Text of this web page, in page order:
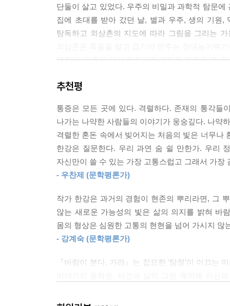
단둘이 살고 있었다. 우주의 비밀과 과학적 탐문
집에 초대를 받아 갔던 날, 별과 우주, 생의 기원
탐독하고 외삼촌의 지도에 따라 그림을 그리는
택한다. 인주가 다시 정희에게 연락을 해왔을 때,
이후 서인주는 정선규라는 남자를 만나 아들
삶을 이어간다. 한동안 인주와 민서, 그리고 정희
것은 겨울의 새벽길, 폭설에 묻힌 미시령 고개의
외삼촌의 죽음과 친구의 잠적 앞에서 망연자실
고통을 겪게 된다. 그 후 어두운 열기를 잠재운
뜨거운 불이 점화되는 상황이 닥친다. 일 년 전
미술평론가 강석원은 인주의 죽음을 자살로 단
낱낱이 밝히는 중이다. 그러나 삶에 대한 열정으
이정희는 강석원의 책 출간을 막고 인주의 죽음에
『바람이 분다, 가라』의 이야기는 여기에서 다
생활을 정리하고 재혼하여 아들 민서를 데리고
추천평
통증은 모든 곳에 있다. 격렬하다. 존재의 통각들
나가는 나약한 사람들의 이야기가 웅숭깊다. 나약
격렬한 혼돈 속에서 빚어지는 처음의 빛은 너무나
한강은 질문한다. 우리 과연 숨 쉴 만한가. 우리
자신만이 쓸 수 있는 가장 고통스럽고 그래서 가
- 우찬제 (문학평론가)
작가 한강은 과거의 경험이 현존의 뿌리라면, 그
않는 새로운 가능성의 빛은 삶의 의지를 밝혀 바
몸의 형상은 심원한 고통의 현현을 넘어 가시지 않
- 강계숙 (문학평론가)
『바람이 분다, 가라』는 집요한 ‘탐정’이 이끄
- 김혜리 (『씨네21』 기자)